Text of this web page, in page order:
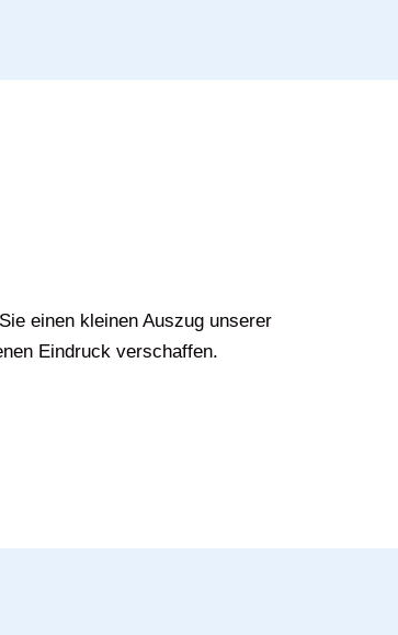
einen kleinen Auszug unserer
Eindruck verschaffen.